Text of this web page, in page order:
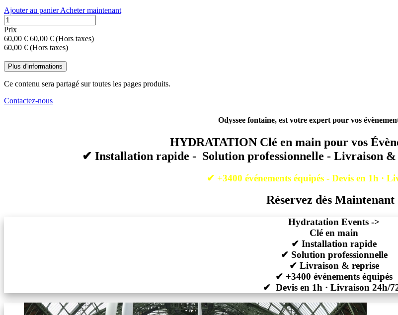
Ajouter au panier Acheter maintenant
Prix
60,00 € 60,00€ (Hors taxes)
60,00 € (Hors taxes)
Plus d'informations
Ce contenu sera partagé sur toutes les pages produits.
Contactez-nous
Odyssee fontaine, est votre expert pour vos
HYDRATATION Clé en main pour vos
✔ Installation rapide - Solution professionnelle - Livraison
✔ +3400 événements équipés - Devis en 1h ·
Réservez dès Maintenant
Hydratation Events ->
Clé en main
✔ Installation rapide
✔ Solution professionnelle
✔ Livraison & reprise
✔ +3400 événements équipés
✔ Devis en 1h · Livraison 24h/